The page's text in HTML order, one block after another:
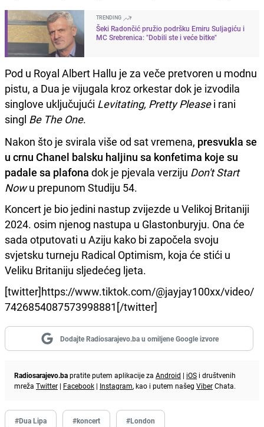
TRENDING
Šeki Radončić pružio podršku Emiru Suljagiću i
MC Srebrenica: "Dobili ste i veće bitke"
Pod u Royal Albert Hallu je za veče pretvoren u modnu
pistu, a Dua je vijugala kroz orkestar dok je izvodila
singlove uključujući Levitating, Pretty Pleasei rani
singl Be The One.
Nakon što je svirala više od sat vremena, presvukla se
u crnu Chanel balsku haljinu sa konfetima koje su
padale sa plafona dok je pjevala verziju Don't Start
Nowu prepunom Studiju 54.
Koncert je bio jedini nastup zvijezde u Velikoj Britaniji
2024. osim njenog nastupa u Glastonburyju. Ona će
sada otputovati u Aziju kako bi započela svoju
svjetsku turneju Radical Optimism, koja će stići u
Veliku Britaniju sljedećeg ljeta.
[twitter]https://www.tiktok.com/@jayjay100xx/video/
7426854087573998881[/twitter]
Dodajte Radiosarajevo.ba u omiljene Google izvore
Radiosarajevo.bapratite putem aplikacije za Android | iOS i društvenih
mreža Twitter | Facebook | Instagram, kao i putem našeg ViberChata.
#Dua Lipa #koncert #London